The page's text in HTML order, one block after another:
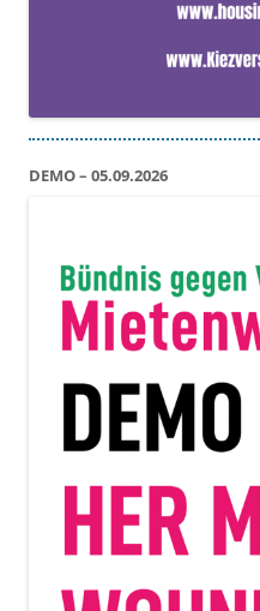
DEMO – 05.09.2026